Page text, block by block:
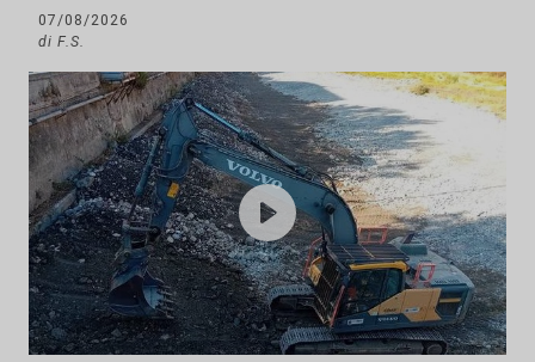
07/08/2026
di F.S.